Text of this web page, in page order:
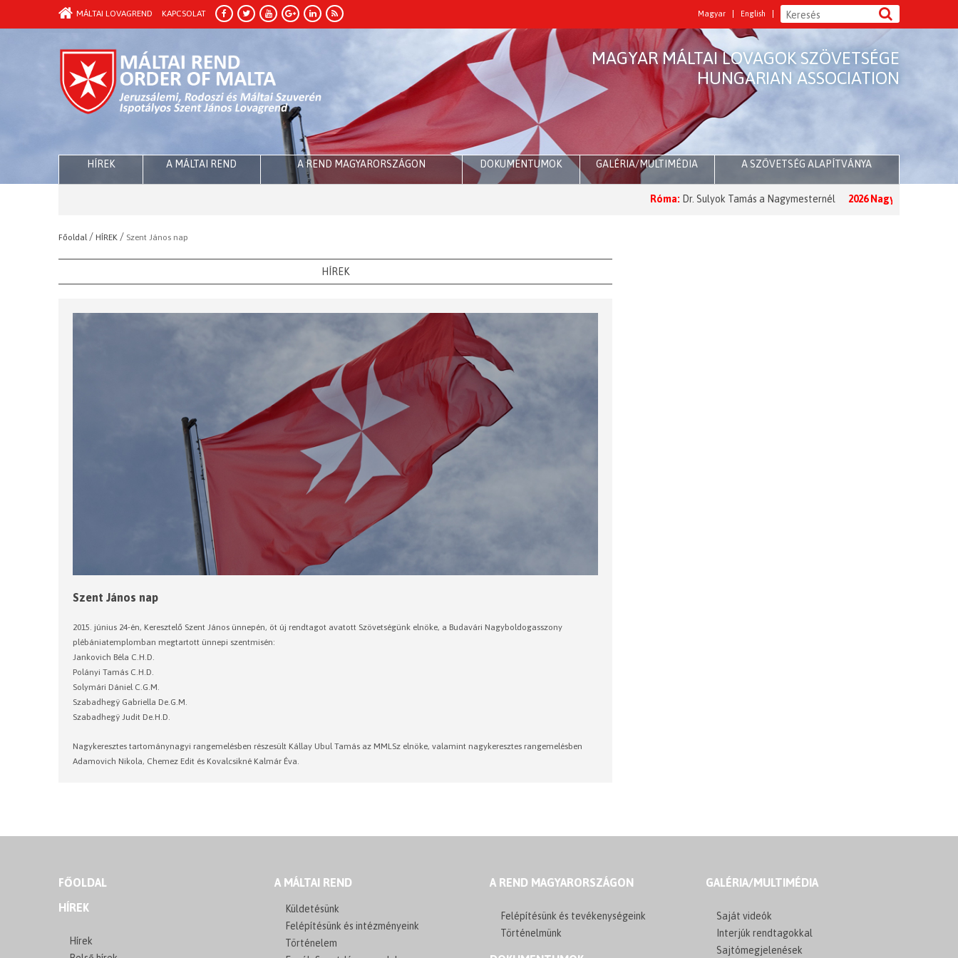
Magyar English
MÁLTAI LOVAGREND KAPCSOLAT
MAGYAR MÁLTAI LOVAGOK SZÖVETSÉGE
HUNGARIAN ASSOCIATION
HÍREK A MÁLTAI REND A REND MAGYARORSZÁGON DOKUMENTUMOK GALÉRIA/MULTIMÉDIA A SZÖVETSÉG ALAPÍTVÁNYA
Dr. Sulyok Tamás a Nagymesternél 2026 Nagyböjt: A Nagymester
Főoldal / HÍREK / Szent János nap
HÍREK
Szent János nap
2015. június 24-én, Keresztelő Szent János ünnepén, öt új rendtagot avatott Szövetségünk elnöke, a Budavári Nagyboldogasszony
plébániatemplomban megtartott ünnepi szentmisén:
Jankovich Béla C.H.D.
Polányi Tamás C.H.D.
Solymári Dániel C.G.M.
Szabadhegÿ Gabriella De.G.M.
Szabadhegÿ Judit De.H.D.
Nagykeresztes tartománynagyi rangemelésben részesült Kállay Ubul Tamás az MMLSz elnöke, valamint nagykeresztes rangemelésben
Adamovich Nikola, Chemez Edit és Kovalcsikné Kalmár Éva.
FŐOLDAL
HÍREK
Hírek
A MÁLTAI REND
Küldetésünk
Felépítésünk és intézményeink
Történelem
A REND MAGYARORSZÁGON
Felépítésünk és tevékenységeink
Történelmünk
GALÉRIA/MULTIMÉDIA
Saját videók
Interjúk rendtagokkal
Sajtómegjelenések